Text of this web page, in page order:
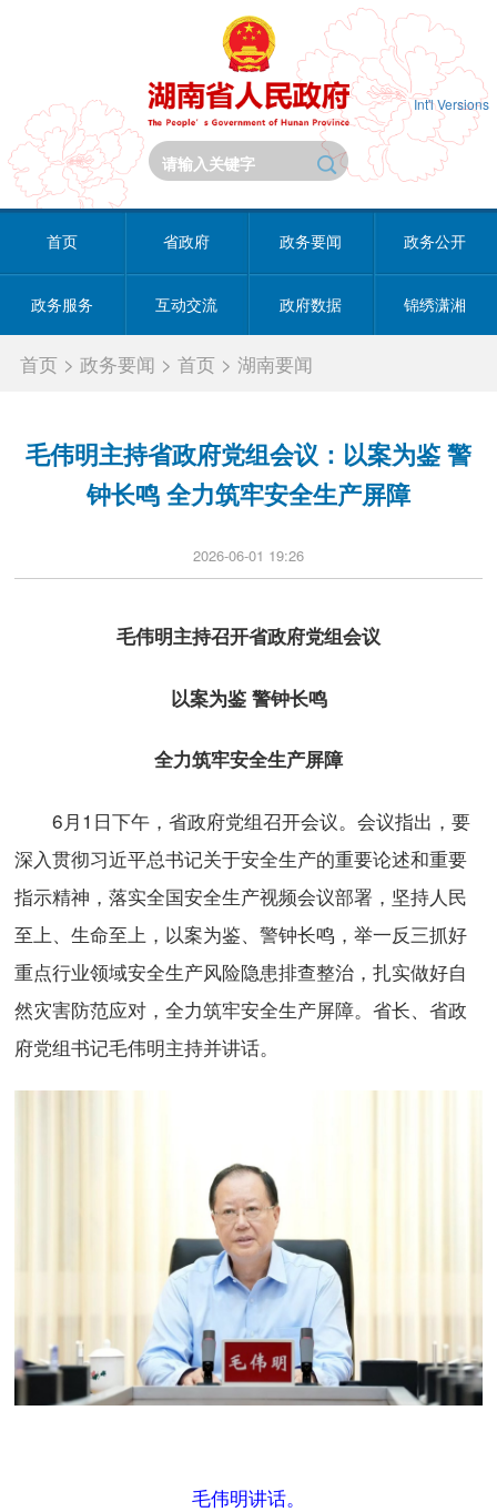
Int'l Versions
首页 省政府 政务要闻 政务公开
政务服务 互动交流 政府数据 锦绣潇湘
首页 >政务要闻 >首页 >湖南要闻
毛伟明主持省政府党组会议：以案为鉴 警
钟长鸣 全力筑牢安全生产屏障
2026-06-01 19:26
毛伟明主持召开省政府党组会议
以案为鉴 警钟长鸣
全力筑牢安全生产屏障
6月1日下午，省政府党组召开会议。会议指出，要
深入贯彻习近平总书记关于安全生产的重要论述和重要
指示精神，落实全国安全生产视频会议部署，坚持人民
至上、生命至上，以案为鉴、警钟长鸣，举一反三抓好
重点行业领域安全生产风险隐患排查整治，扎实做好自
然灾害防范应对，全力筑牢安全生产屏障。省长、省政
府党组书记毛伟明主持并讲话。
毛伟明讲话。